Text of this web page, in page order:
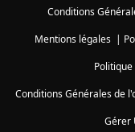
Conditions
Mentions légales|
Conditions Générales de
Gérer